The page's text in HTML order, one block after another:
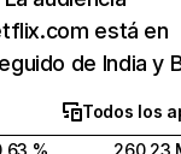
está en
de India y
Todos los
%
260,23